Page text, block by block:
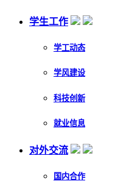
学生工作
学工动态
学风建设
科技创新
就业信息
对外交流
国内合作